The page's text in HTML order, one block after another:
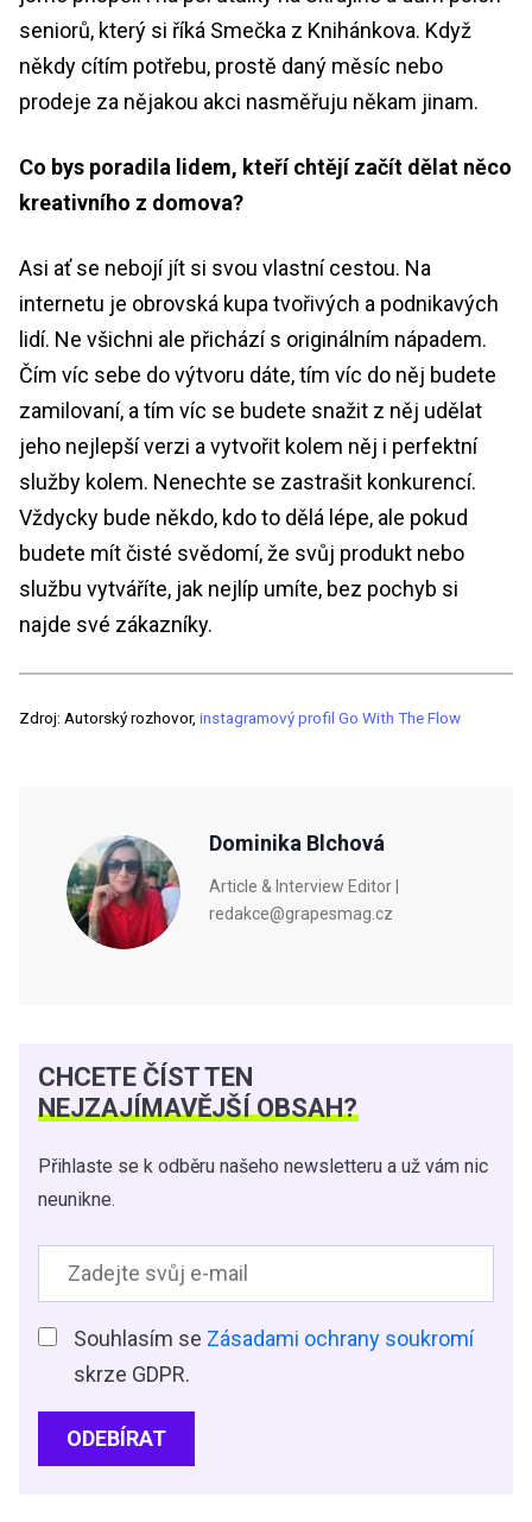
seniorů, který si říká Smečka z Knihánkova. Když
někdy cítím potřebu, prostě daný měsíc nebo
prodeje za nějakou akci nasměřuju někam jinam.
Co bys poradila lidem, kteří chtějí začít dělat něco
kreativního z domova?
Asi ať se nebojí jít si svou vlastní cestou. Na
internetu je obrovská kupa tvořivých a podnikavých
lidí. Ne všichni ale přichází s originálním nápadem.
Čím víc sebe do výtvoru dáte, tím víc do něj budete
zamilovaní, a tím víc se budete snažit z něj udělat
jeho nejlepší verzi a vytvořit kolem něj i perfektní
služby kolem. Nenechte se zastrašit konkurencí.
Vždycky bude někdo, kdo to dělá lépe, ale pokud
budete mít čisté svědomí, že svůj produkt nebo
službu vytváříte, jak nejlíp umíte, bez pochyb si
najde své zákazníky.
Zdroj: Autorský rozhovor, instagramový profil Go With The Flow
Dominika Blchová
Article & Interview Editor |
redakce@grapesmag.cz
CHCETE ČÍST TEN
NEJZAJÍMAVĚJŠÍ OBSAH?
Přihlaste se k odběru našeho newsletteru a už vám nic
neunikne.
Souhlasím se Zásadami ochrany soukromí
skrze GDPR.
ODEBÍRAT